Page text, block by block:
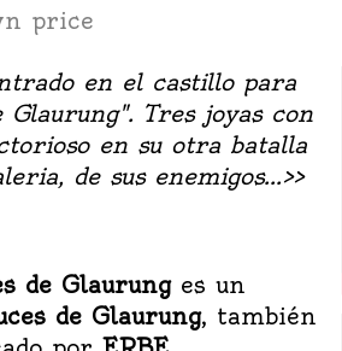
price
en el castillo para
Tres joyas con
en su otra batalla
de sus enemigos...>>
de Glaurung es un
de Glaurung, también